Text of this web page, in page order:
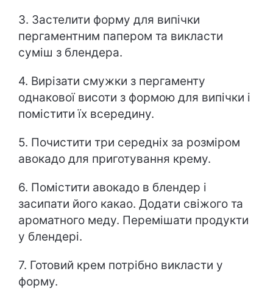
3. Застелити форму для випічки
пергаментним папером та викласти
суміш з блендера.
4. Вирізати смужки з пергаменту
однакової висоти з формою для випічки і
помістити їх всередину.
5. Почистити три середніх за розміром
авокадо для приготування крему.
6. Помістити авокадо в блендер і
засипати його какао. Додати свіжого та
ароматного меду. Перемішати продукти
у блендері.
7. Готовий крем потрібно викласти у
форму.